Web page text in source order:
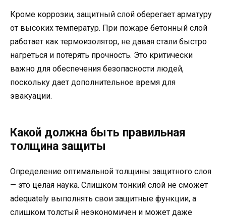
Кроме коррозии, защитный слой оберегает арматуру
от высоких температур. При пожаре бетонный слой
работает как термоизолятор, не давая стали быстро
нагреться и потерять прочность. Это критически
важно для обеспечения безопасности людей,
поскольку дает дополнительное время для
эвакуации.
Какой должна быть правильная
толщина защиты
Определение оптимальной толщины защитного слоя
— это целая наука. Слишком тонкий слой не сможет
adequately выполнять свои защитные функции, а
слишком толстый неэкономичен и может даже